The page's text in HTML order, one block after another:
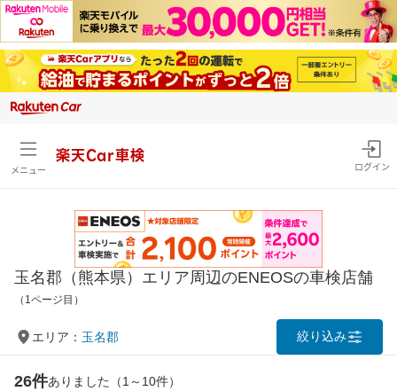
メニュー
楽天Car車検
ログイン
玉名郡（熊本県）エリア周辺のENEOSの車検店舗
（1ページ目）
エリア： 玉名郡 絞り込み
26件ありました（1～10件）